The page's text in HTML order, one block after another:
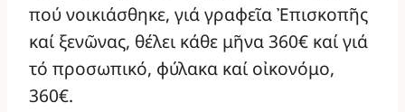
πού νοικιάσθηκε, γιά γραφεῖα Ἐπισκοπῆς
καί ξενῶνας, θέλει κάθε μῆνα 360€ καί γιά
τό προσωπικό, φύλακα καί οἰκονόμο,
360€.